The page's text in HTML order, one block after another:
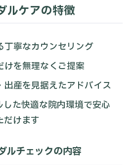
ルケアの特徴
丁寧なカウンセリング
けを無理なくご提案
出産を見据えたアドバイス
した快適な院内環境で安心
だけます
ルチェックの内容